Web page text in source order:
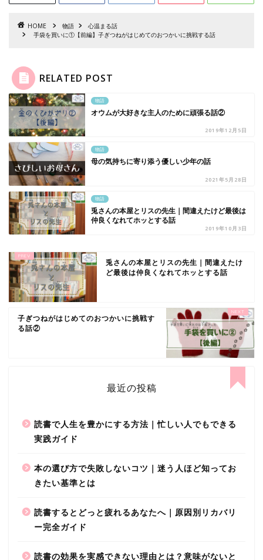
HOME 物語
心温まる話
手袋を買いに①【前編】子ぎつねがはじめてのおつかいに挑戦する話
RELATED POST
物語
オウムが大好きな主人のために頑張る話②
2019年12月5日
物語
母の気持ちに寄り添う優しい少年の話
2021年5月28日
物語
兎さんの本屋とリスの先生｜間違えたけど最後は
仲良くなれてホッとする話
2019年10月3日
兎さんの本屋とリスの先生｜間違えたけ
ど最後は仲良くなれてホッとする話
子ぎつねがはじめてのおつかいに挑戦す
る話②
最近の投稿
読書で人生を豊かにする方法｜忙しい人でもできる
実践ガイド
本の選び方で失敗しないコツ｜迷う人ほど知ってお
きたい基準とは
読書するとどっと疲れるあなたへ｜原因別リカバリ
ー完全ガイド
読書の効果を実感できない理由とは？意味がないと